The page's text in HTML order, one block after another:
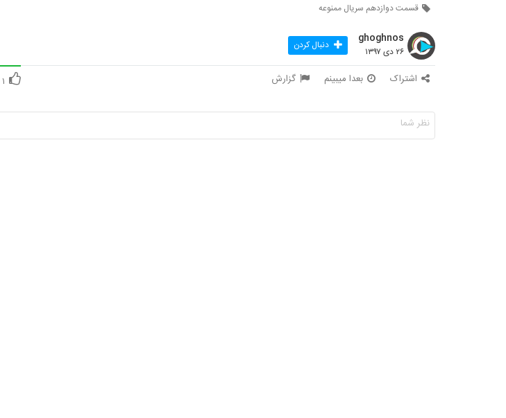
قسمت دوازدهم سریال ممنوعه
ghoghnos
۲۶ دی ۱۳۹۷ دنبال کردن
اشتراک بعدا میبینم گزارش ۱